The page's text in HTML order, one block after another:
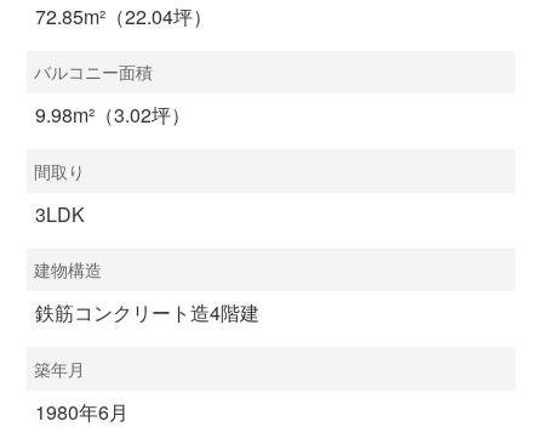
72.85m²（22.04坪）
バルコニー面積
9.98m²（3.02坪）
間取り
3LDK
建物構造
鉄筋コンクリート造4階建
築年月
1980年6月